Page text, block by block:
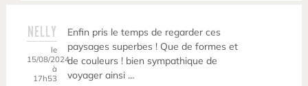
NELLY
le
15/08/2024
à
17h53
Enfin pris le temps de regarder ces
paysages superbes ! Que de formes et
de couleurs ! bien sympathique de
voyager ainsi …